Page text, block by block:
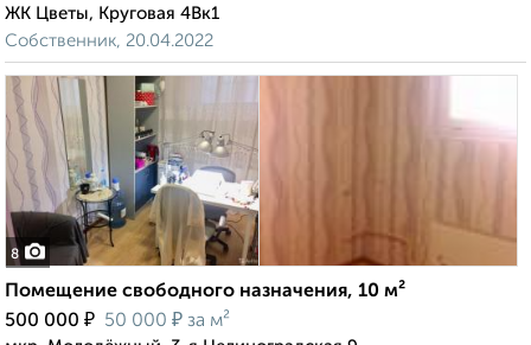
ЖК Цветы, Круговая 4Вк1
Собственник, 20.04.2022
8
Помещение свободного назначения, 10 м²
500 000 ₽ 50 000 ₽ за м²